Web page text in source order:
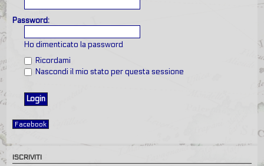
Password:
Ho dimenticato la password
Ricordami
Nascondi il mio stato per questa sessione
Facebook
ISCRIVITI